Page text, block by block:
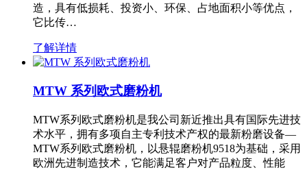
造，具有低损耗、投资小、环保、占地面积小等优点，
它比传…
了解详情
MTW 系列欧式磨粉机
MTW系列欧式磨粉机是我公司新近推出具有国际先进技
术水平，拥有多项自主专利技术产权的最新粉磨设备—
MTW系列欧式磨粉机，以悬辊磨粉机9518为基础，采用
欧洲先进制造技术，它能满足客户对产品粒度、性能